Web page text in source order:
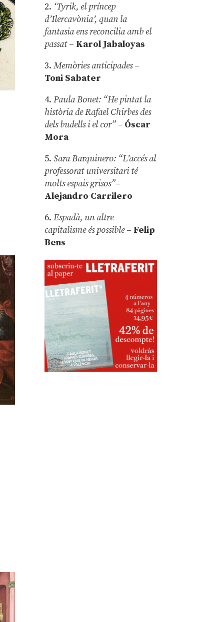
2. ‘Tyrik, el príncep
d’Ilercavònia’, quan la
fantasia ens reconcilia amb el
passat– Karol Jabaloyas
3.Memòries anticipades–
Toni Sabater
4.Paula Bonet: “He pintat la
història de Rafael Chirbes des
dels budells i el cor” – Óscar
Mora
5.Sara Barquinero: “L’accés al
professorat universitari té
molts espais grisos”–
Alejandro Carrilero
6.Espadà, un altre
capitalisme és possible – Felip
Bens